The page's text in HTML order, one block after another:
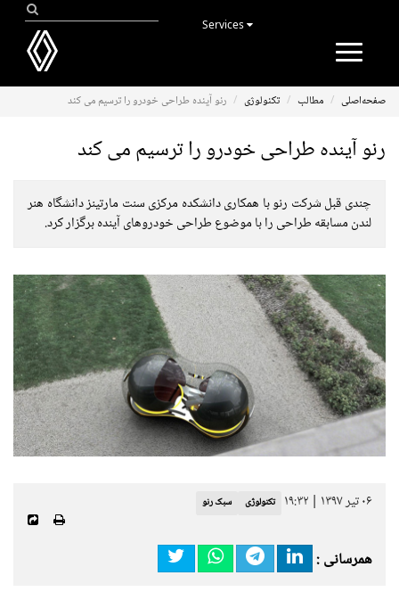
Toggle
صفحه‌اصلی مطالب تکنولوژی رنو آینده طراحی خودرو را ترسیم می کند
رنو آینده طراحی خودرو را ترسیم می کند
چندی قبل شرکت رنو با همکاری دانشکده مرکزی سنت مارتینز دانشگاه هنر
لندن مسابقه طراحی را با موضوع طراحی خودروهای آینده برگزار کرد.
۰۶ تیر ۱۳۹۷ | ۱۹:۳۲ تکنولوژی سبک رنو
همرسانی :